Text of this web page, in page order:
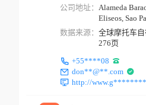
公司地址： Alameda
Eliseos, Sao
数据来源： 全球摩托车
276页
+55****08
don**@**.com
http://